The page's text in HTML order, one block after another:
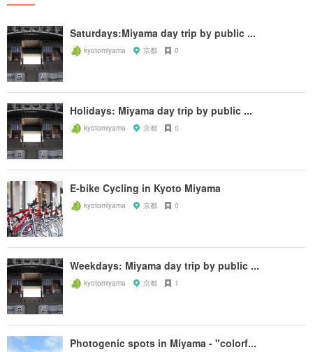
Saturdays:Miyama day trip by public ...
kyotomiyama 京都 0
Holidays: Miyama day trip by public ...
kyotomiyama 京都 0
E-bike Cycling in Kyoto Miyama
kyotomiyama 京都 0
Weekdays: Miyama day trip by public ...
kyotomiyama 京都 1
Photogenic spots in Miyama - "colorf...